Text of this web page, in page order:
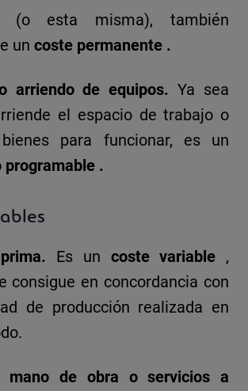
(o esta misma), también
un coste permanente .
arriendo de equipos.Ya sea
el espacio de trabajo o
para funcionar, es un
.
Es un coste variable ,
consigue en concordancia con
de producción realizada en
mano de obra o servicios a